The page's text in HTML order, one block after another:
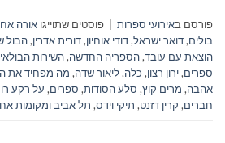
פורסם באירועי ספרות פוסטים שתוייגו אורה
בולים,דואר ישראל,דודי אוחיון,דורית אדרין,הבול
הוצאת עם עובד,הספריה החדשה,השירות הבולאי
ספרים,ירון רצון, כלה,ליאור שדה, מה מפחיד את
אהבה, מרים קוץ, סלע הסודות, ספרים, על רקע
חברים, קרין דזנט, תיקי וידס, תל אביב ומקומות